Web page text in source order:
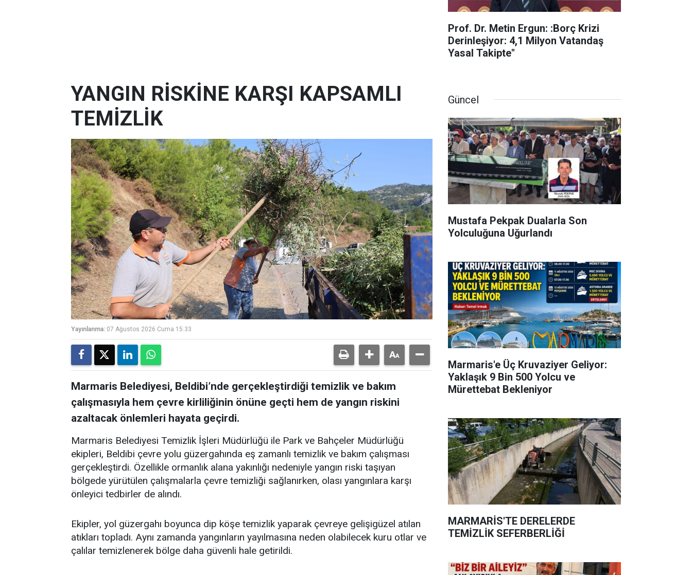
Prof. Dr. Metin Ergun: :Borç Krizi
Derinleşiyor: 4,1 Milyon Vatandaş
Yasal Takipte"
YANGIN RİSKİNE KARŞI KAPSAMLI
TEMİZLİK
Yayınlanma: 07 Ağustos 2026 Cuma 15:33
Marmaris Belediyesi, Beldibi’nde gerçekleştirdiği temizlik ve bakım
çalışmasıyla hem çevre kirliliğinin önüne geçti hem de yangın riskini
azaltacak önlemleri hayata geçirdi.
Marmaris Belediyesi Temizlik İşleri Müdürlüğü ile Park ve Bahçeler Müdürlüğü
ekipleri, Beldibi çevre yolu güzergahında eş zamanlı temizlik ve bakım çalışması
gerçekleştirdi. Özellikle ormanlık alana yakınlığı nedeniyle yangın riski taşıyan
bölgede yürütülen çalışmalarla çevre temizliği sağlanırken, olası yangınlara karşı
önleyici tedbirler de alındı.
Ekipler, yol güzergahı boyunca dip köşe temizlik yaparak çevreye gelişigüzel atılan
atıkları topladı. Aynı zamanda yangınların yayılmasına neden olabilecek kuru otlar ve
çalılar temizlenerek bölge daha güvenli hale getirildi.
Güncel
Mustafa Pekpak Dualarla Son
Yolculuğuna Uğurlandı
Marmaris'e Üç Kruvaziyer Geliyor:
Yaklaşık 9 Bin 500 Yolcu ve
Mürettebat Bekleniyor
MARMARİS'TE DERELERDE
TEMİZLİK SEFERBERLİĞİ